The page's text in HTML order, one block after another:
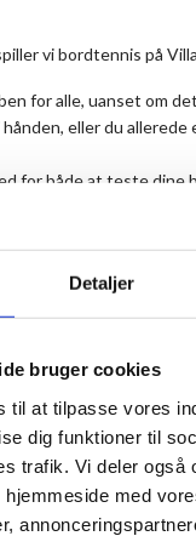
Detaljer
bruger cookies
til at tilpasse vores
dig funktioner til
trafik. Vi deler også
med
vi bordtennis på
for alle, uanset om
eller du allerede
for både at teste dine
og måske finde en
dit eget med.
og det er gratis at
af de 16 pladser
dig her.
på Villa Strand. Vi
rykker vi indendørs på